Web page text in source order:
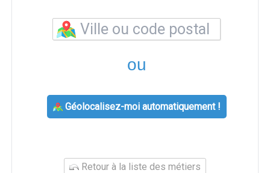
ou
Géolocalisez-moi automatiquement !
Retour à la liste des métiers